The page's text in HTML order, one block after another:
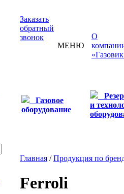
Заказать
обратный
звонок
МЕНЮ
О
Газовое
оборудование
и
Главная /Продукция по
Ferroli